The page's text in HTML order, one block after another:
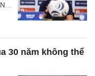
30 năm không thể